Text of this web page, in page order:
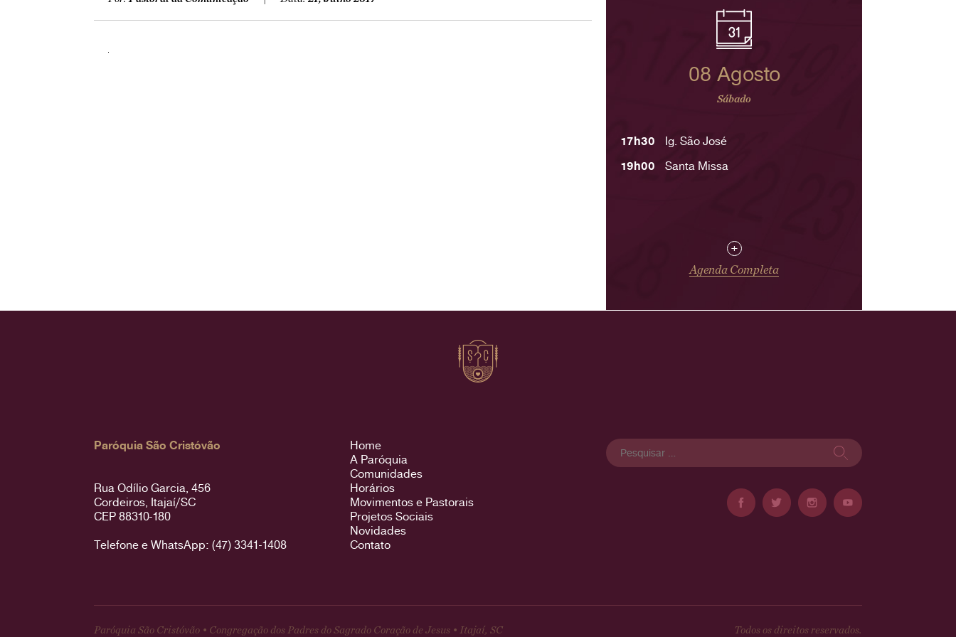
08 Agosto
Sábado
17h30
Ig. São José
19h00
Santa Missa
+
Agenda Completa
Paróquia São Cristóvão
Rua Odílio Garcia, 456
Cordeiros, Itajaí/SC
CEP 88310-180
Telefone e WhatsApp: (47) 3341-1408
Home
A Paróquia
Comunidades
Horários
Movimentos e Pastorais
Projetos Sociais
Novidades
Contato
Pesquisar
por:
Paróquia São Cristóvão • Congregação dos Padres do Sagrado Coração de Jesus • Itajaí, SC Todos os direitos reservados.